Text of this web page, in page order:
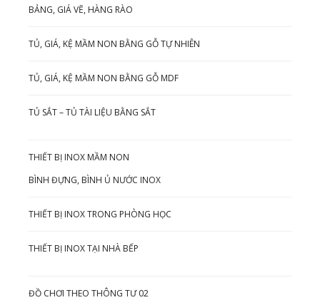
BẢNG, GIÁ VẼ, HÀNG RÀO
TỦ, GIÁ, KỆ MẦM NON BẰNG GỖ TỰ NHIÊN
TỦ, GIÁ, KỆ MẦM NON BẰNG GỖ MDF
TỦ SẮT – TỦ TÀI LIỆU BẰNG SẮT
THIẾT BỊ INOX MẦM NON
BÌNH ĐỰNG, BÌNH Ủ NƯỚC INOX
THIẾT BỊ INOX TRONG PHÒNG HỌC
THIẾT BỊ INOX TẠI NHÀ BẾP
ĐỒ CHƠI THEO THÔNG TƯ 02